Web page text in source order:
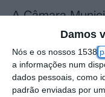
Damos
Nós e os nossos 1538
a informações num
dados pessoais, como
padrão enviadas por
A Câmara
este domingo
professora
Academia
Correia